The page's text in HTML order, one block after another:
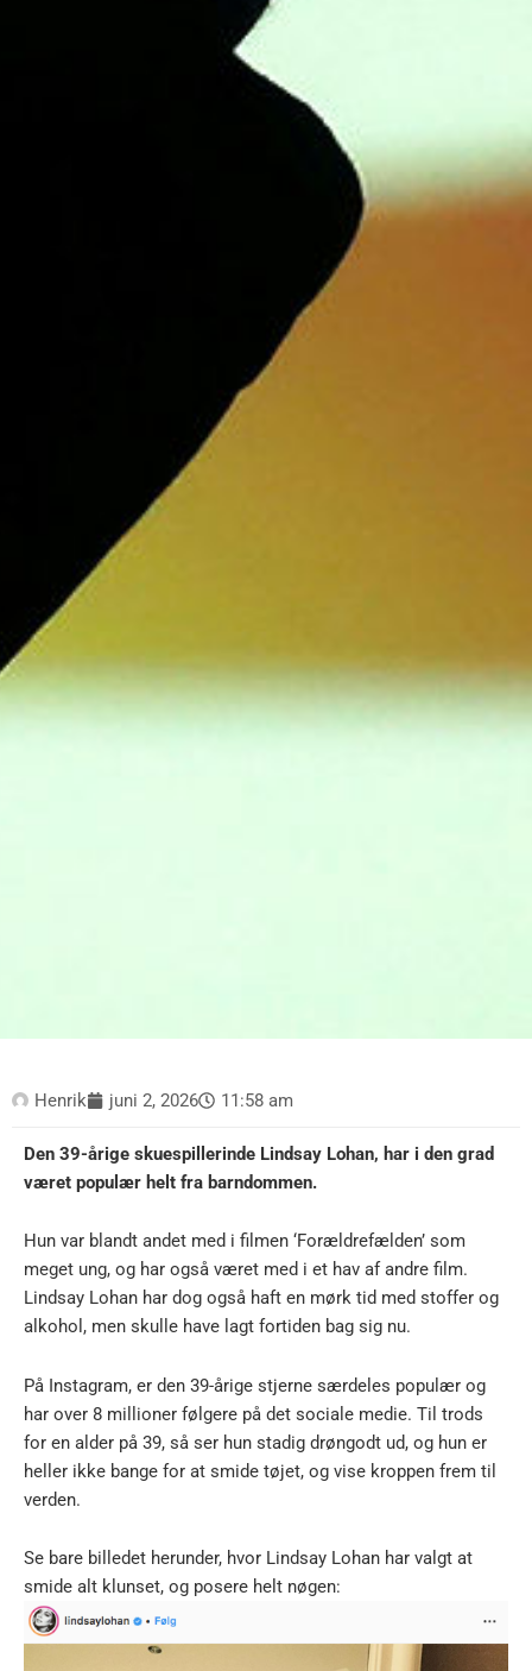
Henrik juni 2, 2026 11:58 am
Den 39-årige skuespillerinde Lindsay Lohan, har i den grad
været populær helt fra barndommen.
Hun var blandt andet med i filmen ‘Forældrefælden’ som
meget ung, og har også været med i et hav af andre film.
Lindsay Lohan har dog også haft en mørk tid med stoffer og
alkohol, men skulle have lagt fortiden bag sig nu.
På Instagram, er den 39-årige stjerne særdeles populær og
har over 8 millioner følgere på det sociale medie. Til trods
for en alder på 39, så ser hun stadig drøngodt ud, og hun er
heller ikke bange for at smide tøjet, og vise kroppen frem til
verden.
Se bare billedet herunder, hvor Lindsay Lohan har valgt at
smide alt klunset, og posere helt nøgen: